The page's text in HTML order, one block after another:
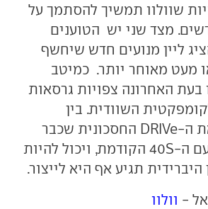
שוולוו תמשיך להסתמך על
מצד שני יש הטוענים
ליין מנועים חדש שיחשף
כמיטב
בעת האחרונה צפויות גרסאות
השוודית. בין
ה-DRIVe החסכונית שכבר
ה-S
40 הקודמת, ויכול להיות
תגיע אף היא לייצור.
- וולוו